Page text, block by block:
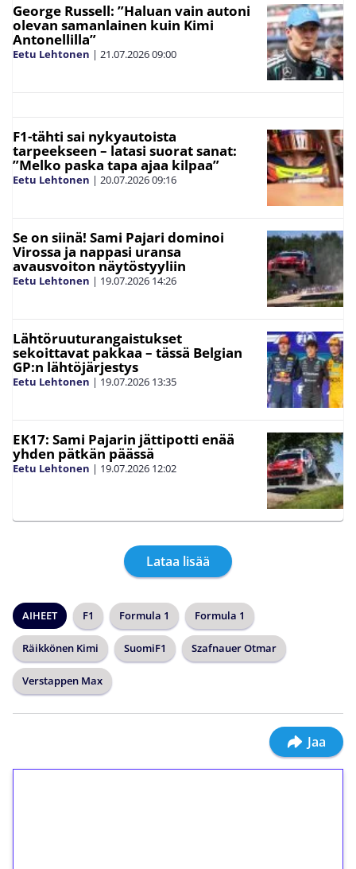
George Russell: ”Haluan vain autoni
olevan samanlainen kuin Kimi
Antonellilla”
Eetu Lehtonen | 21.07.202609:00
F1-tähti sai nykyautoista
tarpeekseen – latasi suorat sanat:
”Melko paska tapa ajaa kilpaa”
Eetu Lehtonen | 20.07.202609:16
Se on siinä! Sami Pajari dominoi
Virossa ja nappasi uransa
avausvoiton näytöstyyliin
Eetu Lehtonen | 19.07.2026 14:26
Lähtöruuturangaistukset
sekoittavat pakkaa – tässä Belgian
GP:n lähtöjärjestys
Eetu Lehtonen | 19.07.2026 13:35
EK17: Sami Pajarin jättipotti enää
yhden pätkän päässä
Eetu Lehtonen | 19.07.2026 12:02
Lataa lisää
AIHEET F1 Formula 1 Formula 1
Räikkönen Kimi SuomiF1 Szafnauer Otmar
Verstappen Max
Jaa